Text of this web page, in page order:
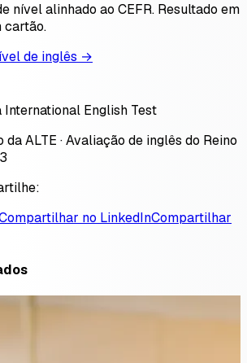
nível alinhado ao CEFR. Resultado em
cartão.
de inglês →
English Test
ALTE · Avaliação de inglês do Reino
no LinkedInCompartilhar